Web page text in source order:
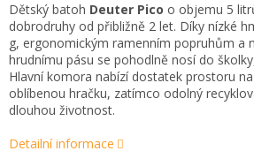
Dětský batoh Deuter Pico o objemu 5
dobrodruhy od přibližně 2 let. Díky nízké
g, ergonomickým ramenním popruhům a
hrudnímu pásu se pohodlně nosí do
Hlavní komora nabízí dostatek prostoru
oblíbenou hračku, zatímco odolný
dlouhou životnost.
Detailní informace